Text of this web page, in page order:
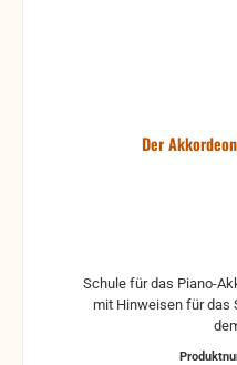
Der
Schule für das Piano-
mit Hinweisen für das